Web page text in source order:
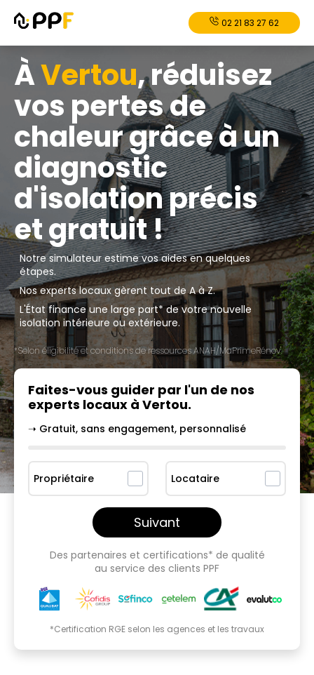
02 21 83 27 62
ÀVertou, réduisez
vos pertes de
chaleur grâce à un
diagnostic
d'isolation précis
et gratuit !
Notre simulateur estime vos aides en quelques
étapes.
Nos experts locaux gèrent tout de A à Z.
L'État finance une large part* de votre nouvelle
isolation intérieure ou extérieure.
*Selon éligibilité et conditions de ressources ANAH/MaPrimeRénov'.
Faites-vous guider par l'un de nos
experts locaux à Vertou.
➝ Gratuit, sans engagement, personnalisé
Propriétaire Locataire
Suivant
Des partenaires et certifications* de qualité
au service des clients PPF
*Certification RGE selon les agences et les travaux